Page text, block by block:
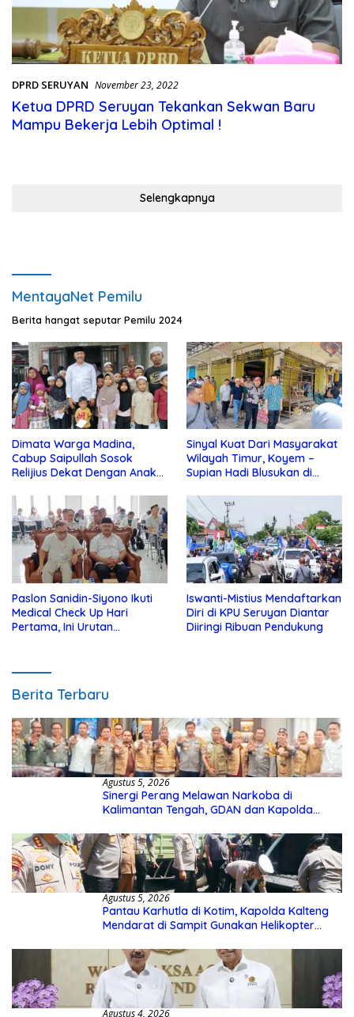
DPRD SERUYAN November 23, 2022
Ketua DPRD Seruyan Tekankan Sekwan Baru
Mampu Bekerja Lebih Optimal !
Selengkapnya
MentayaNet Pemilu
Berita hangat seputar Pemilu 2024
Dimata Warga Madina,
Cabup Saipullah Sosok
Relijius Dekat Dengan Anak
Sinyal Kuat Dari Masyarakat
Wilayah Timur, Koyem –
Supian Hadi Blusukan di
Paslon Sanidin-Siyono Ikuti
Medical Check Up Hari
Pertama, Ini Urutan
Iswanti-Mistius Mendaftarkan
Diri di KPU Seruyan Diantar
Diiringi Ribuan Pendukung
Berita Terbaru
Agustus 5, 2026
Sinergi Perang Melawan Narkoba di
Kalimantan Tengah, GDAN dan Kapolda
Agustus 5, 2026
Pantau Karhutla di Kotim, Kapolda Kalteng
Mendarat di Sampit Gunakan Helikopter
Agustus 4, 2026